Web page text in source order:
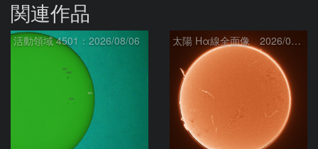
関連作品
活動領域 4501：2026/08/06 太陽 Hα線全面像 2026/08/07